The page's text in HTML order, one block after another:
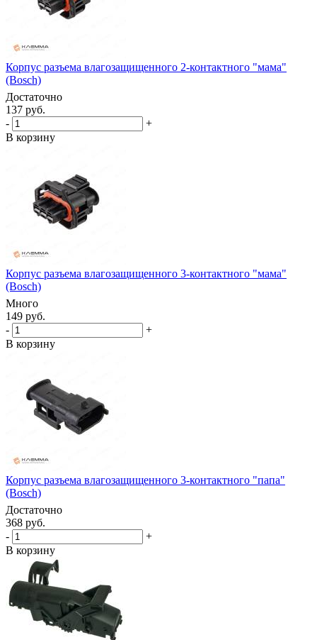
Корпус разъема влагозащищенного 2-контактного "мама"
(Bosch)
Достаточно
137 руб.
-
+
В корзину
Корпус разъема влагозащищенного 3-контактного "мама"
(Bosch)
Много
149 руб.
-
+
В корзину
Корпус разъема влагозащищенного 3-контактного "папа"
(Bosch)
Достаточно
368 руб.
-
+
В корзину